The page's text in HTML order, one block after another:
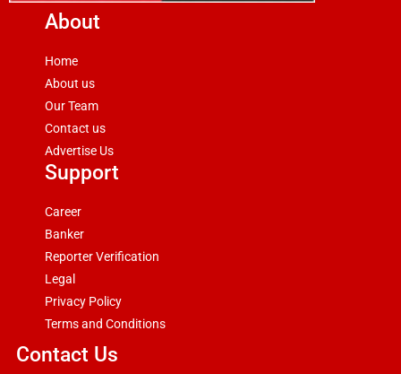
About
Home
About us
Our Team
Contact us
Advertise Us
Support
Career
Banker
Reporter Verification
Legal
Privacy Policy
Terms and Conditions
Contact Us